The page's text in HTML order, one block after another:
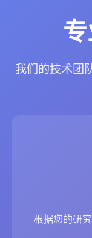
我们的技术团
根据您的研